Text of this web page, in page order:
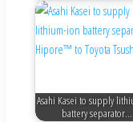
Asahi Kasei to supply
battery separator…